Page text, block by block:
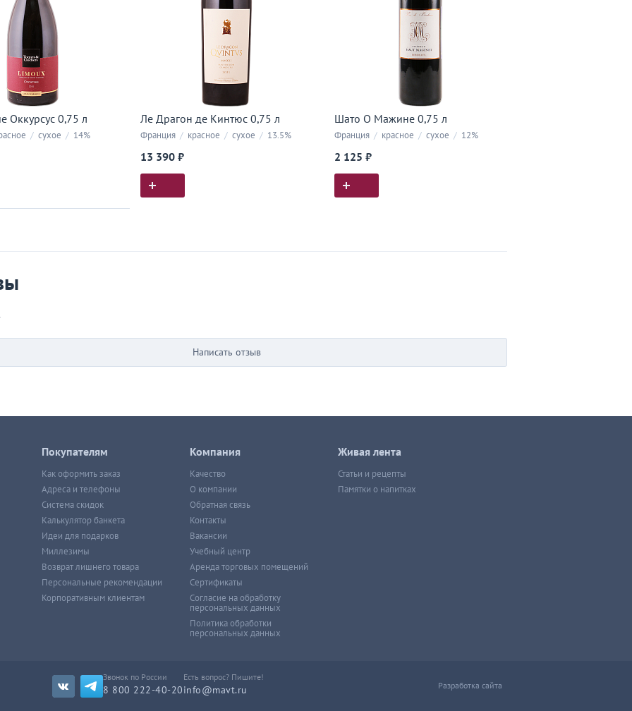
Оккурсус 0,75 л
/ сухое / 14%
Ле Драгон де Кинтюс 0,75 л
Франция / красное / сухое / 13.5%
13 390 ₽
Шато О Мажине 0,75 л
Франция / красное / сухое / 12%
2 125 ₽
Написать отзыв
Покупателям
Как оформить заказ
Адреса и телефоны
Система скидок
Калькулятор банкета
Идеи для подарков
Миллезимы
Возврат лишнего товара
Персональные рекомендации
Корпоративным клиентам
Компания
Качество
О компании
Обратная связь
Контакты
Вакансии
Учебный центр
Аренда торговых помещений
Сертификаты
Согласие на обработку
персональных данных
Политика обработки
персональных данных
Живая лента
Статьи и рецепты
Памятки о напитках
Звонок по России
8 800 222-40-20
Есть вопрос? Пишите!
info@mavt.ru Разработка сайта